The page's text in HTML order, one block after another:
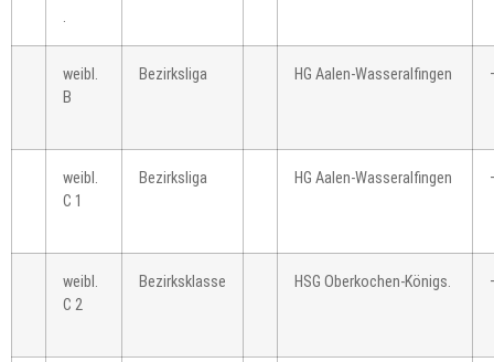
.
weibl.
B
Bezirksliga HG Aalen-Wasseralfingen
weibl.
C 1
Bezirksliga HG Aalen-Wasseralfingen
weibl.
C 2
Bezirksklasse HSG Oberkochen-Königs.